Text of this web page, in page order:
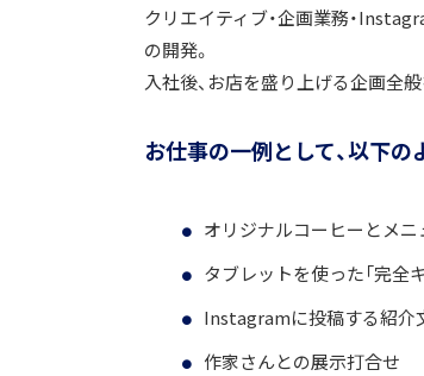
クリエイティブ・企画業務・
の開発。
入社後、お店を盛り上げる企画全
お仕事の一例として、以下の
オリジナルコーヒーとメ
タブレットを使った「完全
Instagramに投稿する紹介
作家さんとの展示打合せ